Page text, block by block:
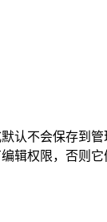
认不会保存到
辑权限，否则